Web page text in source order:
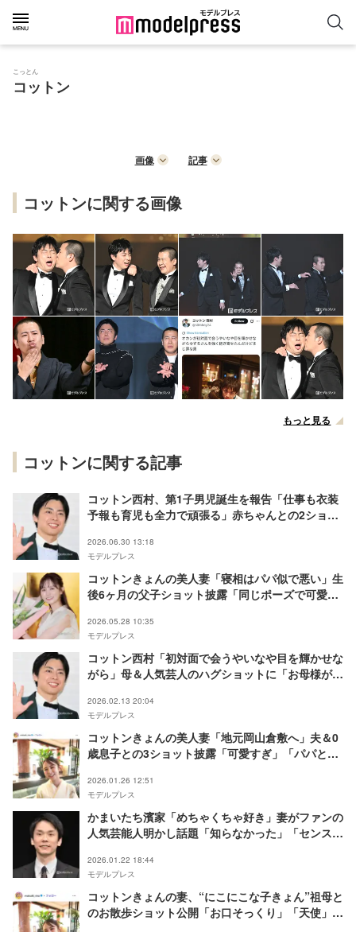
こっとん
コットン
画像 記事
コットンに関する画像
もっと見る
コットンに関する記事
コットン西村、第1子男児誕生を報告「仕事も衣装
予報も育児も全力で頑張る」赤ちゃんとの2ショッ
2026.06.30 13:18
モデルプレス
コットンきょんの美人妻「寝相はパパ似で悪い」生
後6ヶ月の父子ショット披露「同じポーズで可愛
2026.05.28 10:35
モデルプレス
コットン西村「初対面で会うやいなや目を輝かせな
がら」母＆人気芸人のハグショットに「お母様が可
2026.02.13 20:04
モデルプレス
コットンきょんの美人妻「地元岡山倉敷へ」夫＆0
歳息子との3ショット披露「可愛すぎ」「パパとマ
2026.01.26 12:51
モデルプレス
かまいたち濱家「めちゃくちゃ好き」妻がファンの
人気芸能人明かし話題「知らなかった」「センス抜
2026.01.22 18:44
モデルプレス
コットンきょんの妻、“にこにこな子きょん”祖母と
のお散歩ショット公開「お口そっくり」「天使」と